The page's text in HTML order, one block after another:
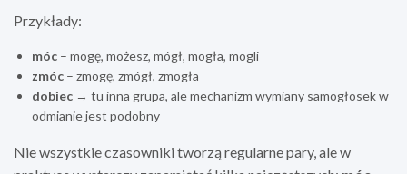
Przykłady:
móc – mogę, możesz, mógł, mogła, mogli
zmóc – zmogę, zmógł, zmogła
dobiec → tu inna grupa, ale mechanizm wymiany samogłosek w
odmianie jest podobny
Nie wszystkie czasowniki tworzą regularne pary, ale w